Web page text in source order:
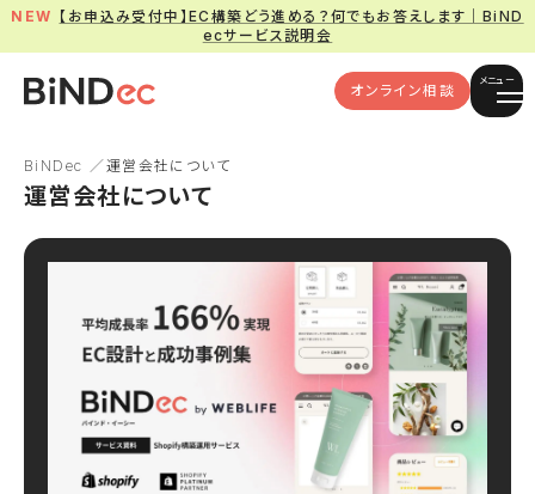
【お申込み受付中】EC構築どう進める？何でもお答えします｜BiND
ecサービス説明会
オンライン相談
メニュー
BiNDec 運営会社について
運営会社について